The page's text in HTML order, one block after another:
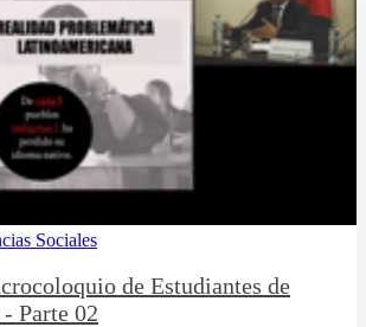
Sociales
de Estudiantes de
Parte 02